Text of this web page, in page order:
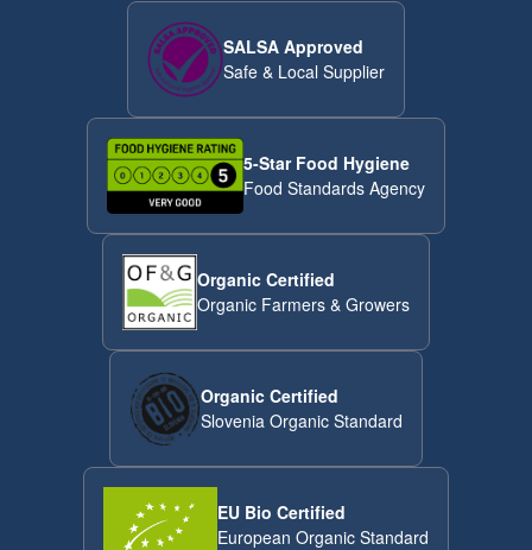
SALSA Approved
Safe & Local Supplier
5-Star Food Hygiene
Food Standards Agency
Organic Certified
Organic Farmers & Growers
Organic Certified
Slovenia Organic Standard
EU Bio Certified
European Organic Standard